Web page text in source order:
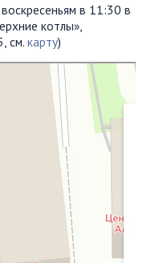
в 11:30 в
котлы»,
см. карту)